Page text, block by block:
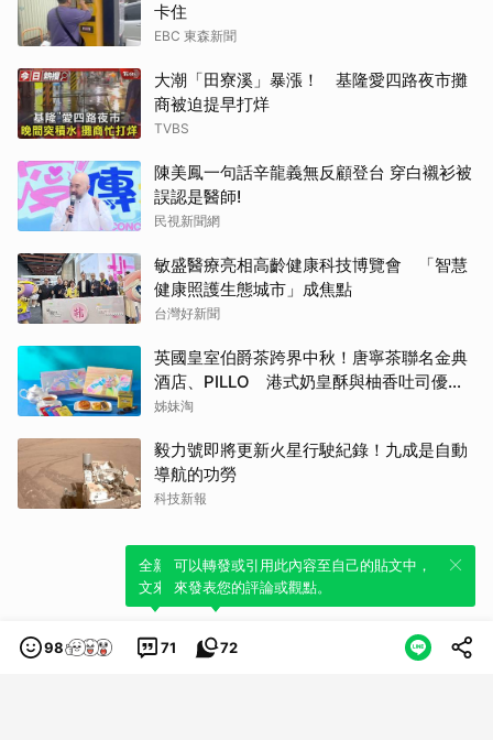
卡住
EBC 東森新聞
大潮「田寮溪」暴漲！ 基隆愛四路夜市攤
商被迫提早打烊
TVBS
陳美鳳一句話辛龍義無反顧登台 穿白襯衫被
誤認是醫師!
民視新聞網
敏盛醫療亮相高齡健康科技博覽會 「智慧
健康照護生態城市」成焦點
台灣好新聞
英國皇室伯爵茶跨界中秋！唐寧茶聯名金典
酒店、PILLO 港式奶皇酥與柚香吐司優雅
登場
姊妹淘
毅力號即將更新火星行駛紀錄！九成是自動
導航的功勞
科技新報
98 71
全新體驗！一鍵引用此內容，透過發布貼
文來輕鬆表達個人立場。
72
可以轉發或引用此內容至自己的貼文中，
來發表您的評論或觀點。